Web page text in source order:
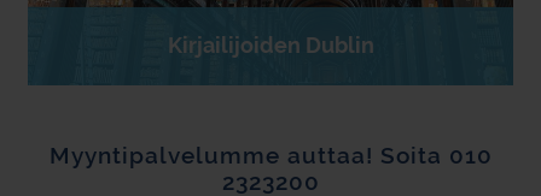
Kirjailijoiden Dublin
Myyntipalvelumme auttaa! Soita 010
2323200